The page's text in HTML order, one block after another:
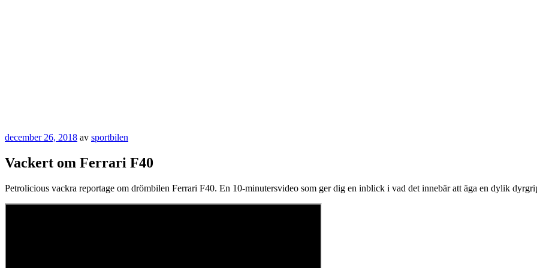
Publicerat
december 26, 2018 av sportbilen
Vackert om Ferrari F40
Petrolicious vackra reportage om drömbilen Ferrari F40. En 10-minutersvideo som ger dig en inblick i vad det innebär att äga en dylik